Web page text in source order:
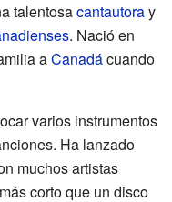
talentosacantautoray
. Nació en
aCanadácuando
varios instrumentos
Ha lanzado
muchos artistas
corto que un disco